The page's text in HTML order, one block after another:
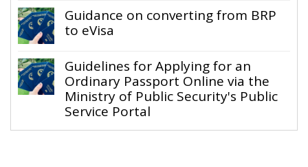
Guidance on converting from BRP
to eVisa
Guidelines for Applying for an
Ordinary Passport Online via the
Ministry of Public Security's Public
Service Portal